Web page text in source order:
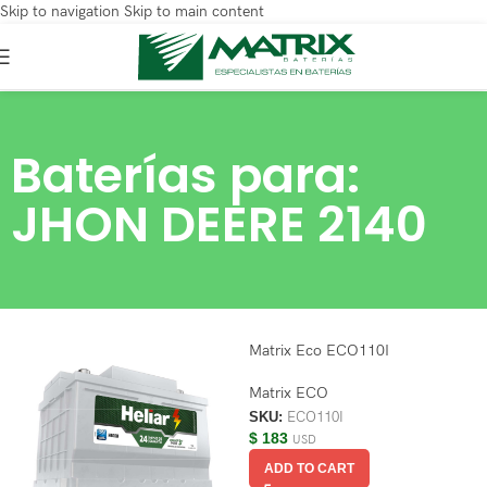
Skip to navigation Skip to main content
Baterías para:
JHON DEERE 2140
Matrix Eco ECO110I
Matrix ECO
SKU: ECO110I
$ 183 USD
ADD TO CART